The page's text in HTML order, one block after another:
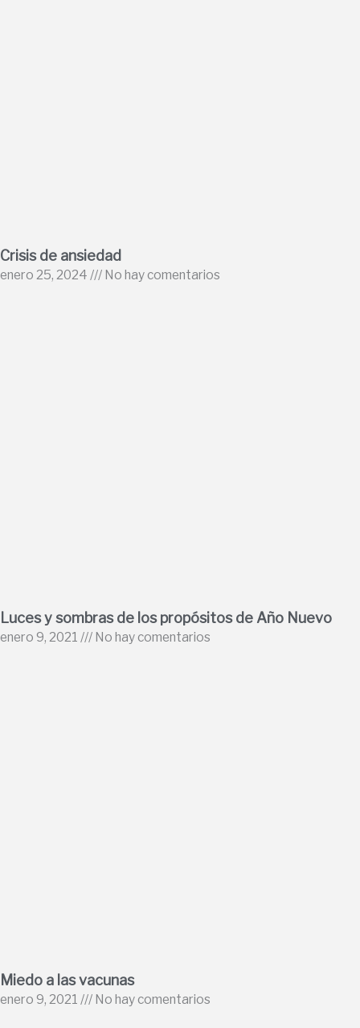
Crisis de ansiedad
enero 25, 2024 No hay comentarios
Luces y sombras de los propósitos de Año Nuevo
enero 9, 2021 No hay comentarios
Miedo a las vacunas
enero 9, 2021 No hay comentarios